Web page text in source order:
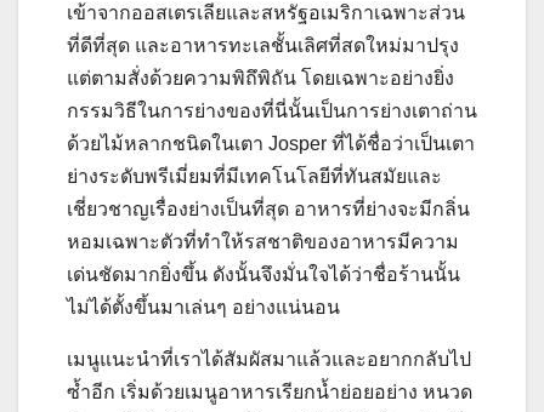
เข้าจากออสเตรเลียและสหรัฐอเมริกาเฉพาะส่วน
ที่ดีที่สุด และอาหารทะเลชั้นเลิศที่สดใหม่มาปรุง
แต่ตามสั่งด้วยความพิถึพิถัน โดยเฉพาะอย่างยิ่ง
กรรมวิธีในการย่างของที่นี่นั้นเป็นการย่างเตาถ่าน
ด้วยไม้หลากชนิดในเตา Josper ที่ได้ชื่อว่าเป็นเตา
ย่างระดับพรีเมี่ยมที่มีเทคโนโลยีที่ทันสมัยและ
เชี่ยวชาญเรื่องย่างเป็นที่สุด อาหารที่ย่างจะมีกลิ่น
หอมเฉพาะตัวที่ทำให้รสชาติของอาหารมีความ
เด่นชัดมากยิ่งขึ้น ดังนั้นจึงมั่นใจได้ว่าชื่อร้านนั้น
ไม่ได้ตั้งขึ้นมาเล่นๆ อย่างแน่นอน
เมนูแนะนำที่เราได้สัมผัสมาแล้วและอยากกลับไป
ซ้ำอีก เริ่มด้วยเมนูอาหารเรียกน้ำย่อยอย่าง หนวด